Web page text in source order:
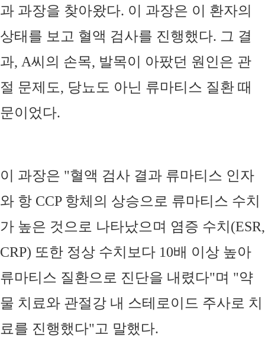
과 과장을 찾아왔다. 이 과장은 이 환자의
상태를 보고 혈액 검사를 진행했다. 그 결
과, A씨의 손목, 발목이 아팠던 원인은 관
절 문제도, 당뇨도 아닌 류마티스 질환 때
문이었다.
이 과장은 "혈액 검사 결과 류마티스 인자
와 항 CCP 항체의 상승으로 류마티스 수치
가 높은 것으로 나타났으며 염증 수치 (ESR,
CRP) 또한 정상 수치보다 10배 이상 높아
류마티스 질환으로 진단을 내렸다"며 "약
물 치료와 관절강 내 스테로이드 주사로 치
료를 진행했다"고 말했다.